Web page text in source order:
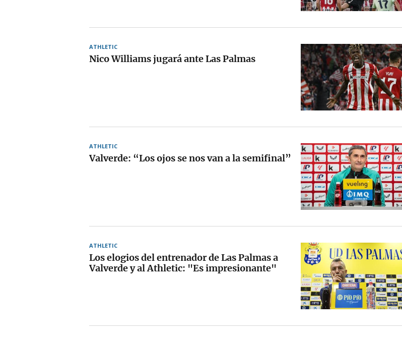
ATHLETIC
Nico Williams jugará ante Las Palmas
ATHLETIC
Valverde: “Los ojos se nos van a la semifinal”
ATHLETIC
Los elogios del entrenador de Las Palmas a
Valverde y al Athletic: "Es impresionante"